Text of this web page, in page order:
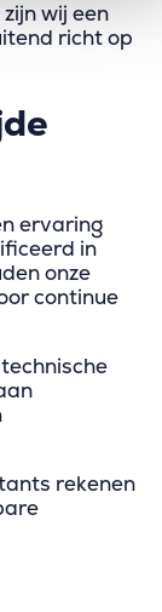
wij een
richt op
ervaring
in
onze
continue
rekenen